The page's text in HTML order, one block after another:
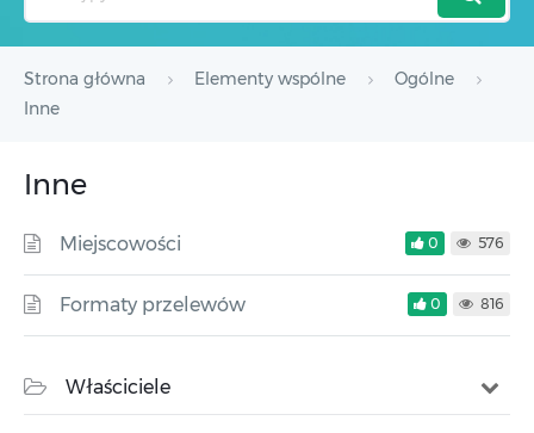
Strona główna Elementy wspólne
Ogólne
Inne
Inne
Miejscowości 0 576
Formaty przelewów 0 816
Właściciele